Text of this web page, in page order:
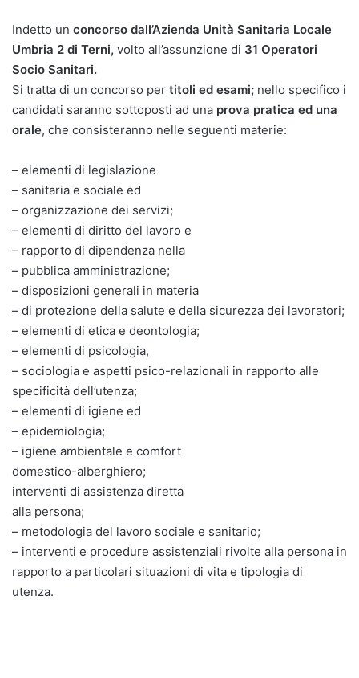
Indetto un concorso dall’Azienda Unità Sanitaria Locale
Umbria 2 di Terni, volto all’assunzione di 31 Operatori
Socio Sanitari.
Si tratta di un concorso per titoli ed esami; nello specifico i
candidati saranno sottoposti ad una prova pratica ed una
orale, che consisteranno nelle seguenti materie:
– elementi di legislazione
– sanitaria e sociale ed
– organizzazione dei servizi;
– elementi di diritto del lavoro e
– rapporto di dipendenza nella
– pubblica amministrazione;
– disposizioni generali in materia
– di protezione della salute e della sicurezza dei lavoratori;
– elementi di etica e deontologia;
– elementi di psicologia,
– sociologia e aspetti psico-relazionali in rapporto alle
specificità dell’utenza;
– elementi di igiene ed
– epidemiologia;
– igiene ambientale e comfort
domestico-alberghiero;
interventi di assistenza diretta
alla persona;
– metodologia del lavoro sociale e sanitario;
– interventi e procedure assistenziali rivolte alla persona in
rapporto a particolari situazioni di vita e tipologia di
utenza.